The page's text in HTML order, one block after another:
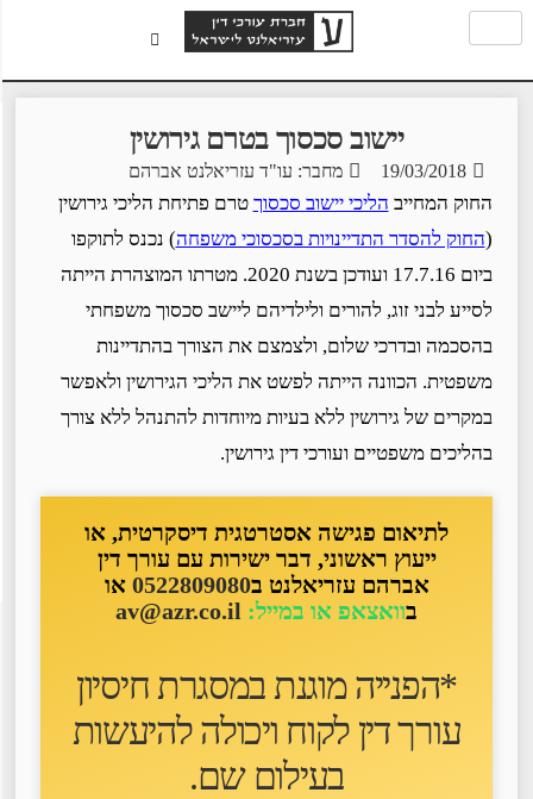
יישוב סכסוך בטרם גירושין
19/03/2018 מחבר: עו"ד עזריאלנט אברהם
החוק המחייבהליכי יישוב סכסוךטרם פתיחת הליכי גירושין
החוק להסדר התדיינויות בסכסוכי משפחה) נכנס לתוקפו
ביום 17.7.16 ועודכן בשנת 2020. מטרתו המוצהרת הייתה
לסייע לבני זוג, להורים ולילדיהם ליישב סכסוך משפחתי
בהסכמה ובדרכי שלום, ולצמצם את הצורך בהתדיינות
משפטית. הכוונה הייתה לפשט את הליכי הגירושין ולאפשר
במקרים של גירושין ללא בעיות מיוחדות להתנהל ללא צורך
בהליכים משפטיים ועורכי דין גירושין.
לתיאום פגישה אסטרטגית דיסקרטית, או
ייעוץ ראשוני, דבר ישירות עם עורך דין
אברהם עזריאלנט ב0522809080או
בוואצאפ או במייל:av@azr.co.il
*הפנייה מוגנת במסגרת חיסיון
עורך דין לקוח ו יכולה להיעשות
בעילום שם.